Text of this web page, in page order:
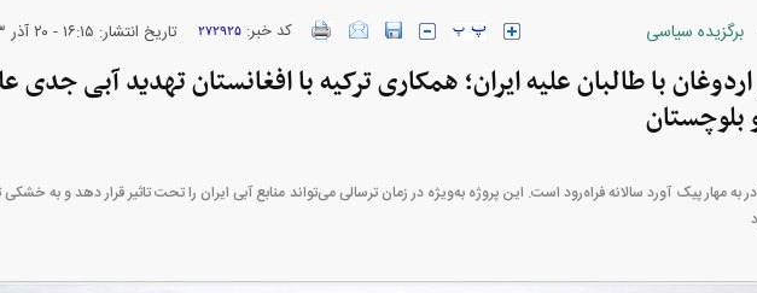
برگزیده سیاسی کد خبر:۲۷۲۹۲۵ تاریخ انتشار: ۱۶:۱۵ - ۲۰ آذر ۱۴۰۳
با طالبان علیه ایران؛ همکاری ترکیه با افغانستان تهدید آبی جدی
به مهار پیک آورد سالانه فراه‌رود است. این پروژه به‌ویژه در زمان ترسالی می‌تواند منابع آبی ایران را تحت تاثیر قرار دهد و به خشکی
قیمت خودرو‌های ایران خودرو + جدول